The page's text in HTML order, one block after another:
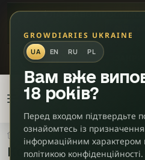
✦ЛАСКАВО ПРОСИМО
Обладнання Контроль клімату
Контроль клімату
GROWDIARIES UKRAINE
UA EN RU PL
Вам вже
18 років?
Перед входом підтвердьте
ознайомтесь із
інформаційним характером
політикою конфіденційності.